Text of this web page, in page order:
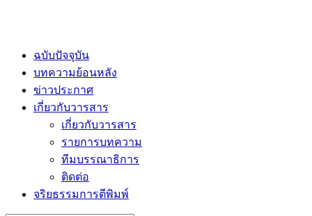
ฉบับปัจจุบัน
บทความย้อนหลัง
ข่าวประกาศ
เกี่ยวกับวารสาร
เกี่ยวกับวารสาร
รายการบทความ
ทีมบรรณาธิการ
ติดต่อ
จริยธรรมการตีพิมพ์